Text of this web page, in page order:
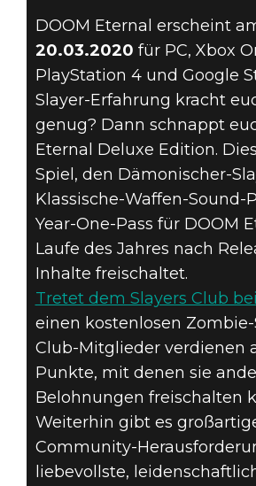
DOOM Eternal erscheint
20.03.2020 für PC, Xbox
PlayStation 4 und Google
Slayer-Erfahrung kracht
genug? Dann schnappt
Eternal Deluxe Edition.
Spiel, den Dämonischer-
Klassische-Waffen-Sound-
Year-One-Pass für DOOM
Laufe des Jahres nach
Inhalte freischaltet.
Tretet dem Slayers Club bei
einen kostenlosen Zombie-
Club-Mitglieder verdienen
Punkte, mit denen sie
Belohnungen freischalten
Weiterhin gibt es
Community-
liebevollste,